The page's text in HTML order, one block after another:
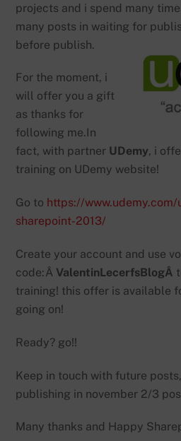
projects and i spend many
many posts in waiting for
before publish.
For the moment, i
will offer you a gift
as thanks for
following me.In
fact, with partner UDemy, i
training on UDemy website!
Go to https://
sharepoint-2013/
Create your account and use
code:Â ValentinLecerfsBlogÂ
training! this offer is available
going on!
Ready? go!!
Keep in touch with future
publishing in november 2/3
Many thanks and Happy